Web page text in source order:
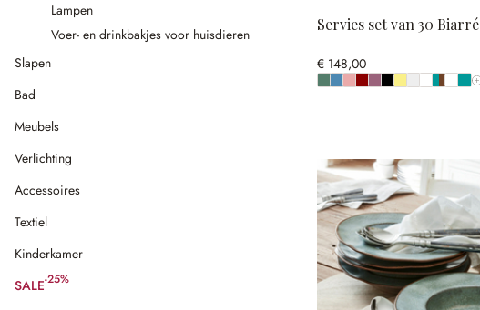
Lampen
Voer- en drinkbakjes voor huisdieren
Slapen
Bad
Meubels
Verlichting
Accessoires
Textiel
Kinderkamer
SALE-25%
(25% gespart)
Servies set van 30 Biarré
€ 148,00